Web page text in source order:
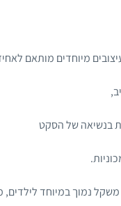
בנשיאה של הסקט
נמוך במיוחד